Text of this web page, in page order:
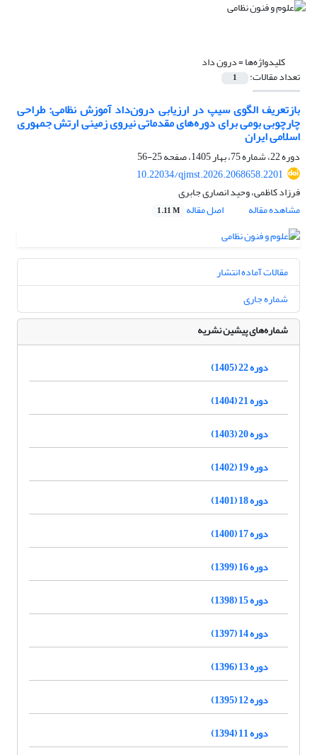
کلیدواژه‌ها =درون داد
تعداد مقالات: 1
بازتعریف الگوی سیپ در ارزیابی درون‌داد آموزش نظامی: طراحی
چارچوبی بومی برای دوره‌های مقدماتی نیروی زمینی ارتش جمهوری
اسلامی ایران
دوره 22، شماره 75، بهار 1405، صفحه
25-56
10.22034/qjmst.2026.2068658.2201
فرزاد کاظمی، وحید انصاری جابری
مشاهده مقاله
اصل مقاله 1.11 M
مقالات آماده انتشار
شماره جاری
شماره‌های پیشین نشریه
دوره 22 (1405)
دوره 21 (1404)
دوره 20 (1403)
دوره 19 (1402)
دوره 18 (1401)
دوره 17 (1400)
دوره 16 (1399)
دوره 15 (1398)
دوره 14 (1397)
دوره 13 (1396)
دوره 12 (1395)
دوره 11 (1394)